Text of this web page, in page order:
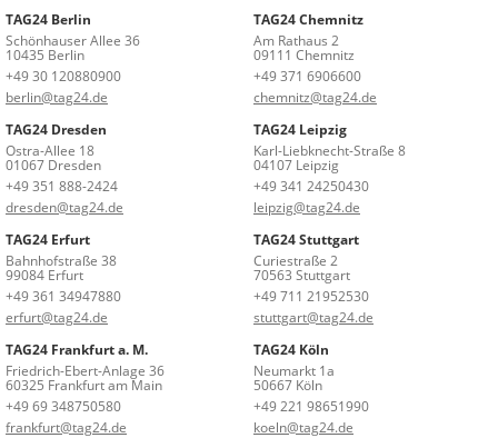
TAG24 Berlin
Schönhauser Allee 36
10435 Berlin
+49 30 120880900
berlin@tag24.de
TAG24 Chemnitz
Am Rathaus 2
09111 Chemnitz
+49 371 6906600
chemnitz@tag24.de
TAG24 Dresden
Ostra-Allee 18
01067 Dresden
+49 351 888-2424
dresden@tag24.de
TAG24 Leipzig
Karl-Liebknecht-Straße 8
04107 Leipzig
+49 341 24250430
leipzig@tag24.de
TAG24 Erfurt
Bahnhofstraße 38
99084 Erfurt
+49 361 34947880
erfurt@tag24.de
TAG24 Stuttgart
Curiestraße 2
70563 Stuttgart
+49 711 21952530
stuttgart@tag24.de
TAG24 Frankfurt a. M.
Friedrich-Ebert-Anlage 36
60325 Frankfurt am Main
+49 69 348750580
frankfurt@tag24.de
TAG24 Köln
Neumarkt 1a
50667 Köln
+49 221 98651990
koeln@tag24.de